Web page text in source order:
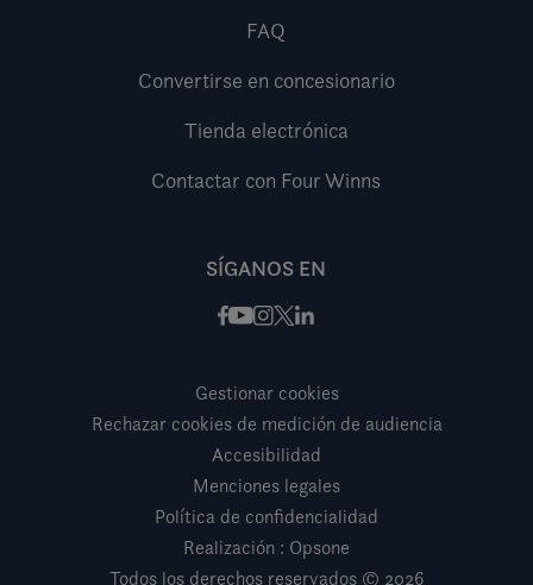
FAQ
Convertirse en concesionario
Tienda electrónica
Contactar con Four Winns
SÍGANOS EN
Facebook
Youtube
Instagram
X / Twitter
LinkedIn
Todos los derechos reservados © 2026
Gestionar cookies
Rechazar cookies de medición de audiencia
Accesibilidad
Menciones legales
Política de confidencialidad
Realización : Opsone